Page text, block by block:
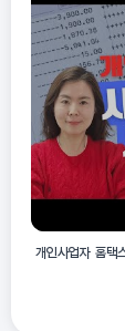
개인사업자 홈택